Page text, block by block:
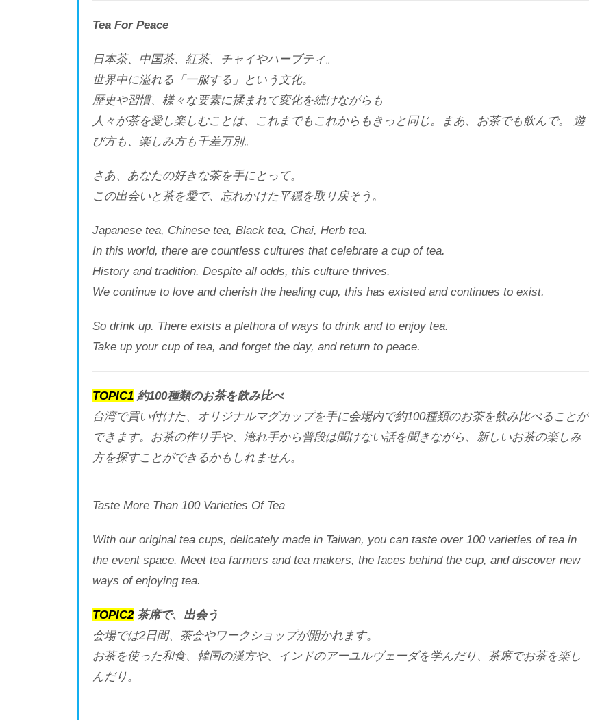
Tea For Peace
日本茶、中国茶、紅茶、チャイやハーブティ。
世界中に溢れる「一服する」という文化。
歴史や習慣、様々な要素に揉まれて変化を続けながらも
人々が茶を愛し楽しむことは、これまでもこれからもきっと同じ。まあ、お茶でも飲んで。 遊
び方も、楽しみ方も千差万別。
さあ、あなたの好きな茶を手にとって。
この出会いと茶を愛で、忘れかけた平穏を取り戻そう。
Japanese tea, Chinese tea, Black tea, Chai, Herb tea.
In this world, there are countless cultures that celebrate a cup of tea.
History and tradition. Despite all odds, this culture thrives.
We continue to love and cherish the healing cup, this has existed and continues to exist.
So drink up. There exists a plethora of ways to drink and to enjoy tea.
Take up your cup of tea, and forget the day, and return to peace.
TOPIC1 約100種類のお茶を飲み比べ
台湾で買い付けた、オリジナルマグカップを手に会場内で約100種類のお茶を飲み比べることが
できます。お茶の作り手や、淹れ手から普段は聞けない話を聞きながら、新しいお茶の楽しみ
方を探すことができるかもしれません。
Taste More Than 100 Varieties Of Tea
With our original tea cups, delicately made in Taiwan, you can taste over 100 varieties of tea in
the event space. Meet tea farmers and tea makers, the faces behind the cup, and discover new
ways of enjoying tea.
TOPIC2茶席で、出会う
会場では2日間、茶会やワークショップが開かれます。
お茶を使った和食、韓国の漢方や、インドのアーユルヴェーダを学んだり、茶席でお茶を楽し
んだり。